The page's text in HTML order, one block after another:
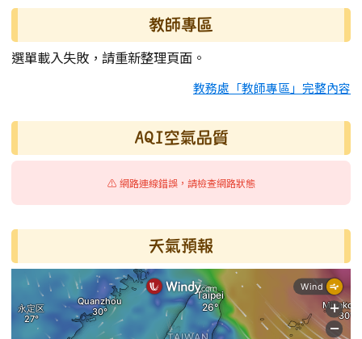
教師專區
選單載入失敗，請重新整理頁面。
教務處「教師專區」完整內容
AQI空氣品質
⚠️ 網路連線錯誤，請檢查網路狀態
天氣預報